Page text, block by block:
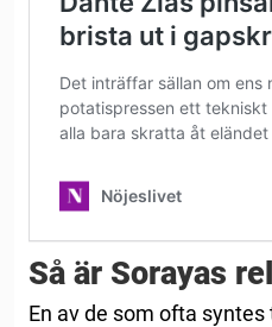
Så är Sorayas
En av de som ofta